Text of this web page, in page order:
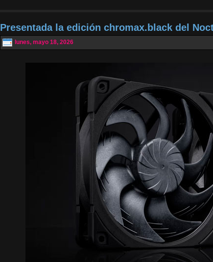
Presentada la edición chromax.black del
lunes, mayo 18, 2026